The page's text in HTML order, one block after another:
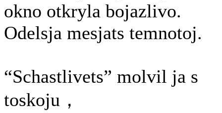
okno otkryla bojazlivo.
Odelsja mesjats temnotoj.
“Schastlivets” molvil ja s
toskoju，